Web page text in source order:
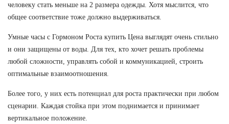
человеку стать меньше на 2 размера одежды. Хотя мыслится, что
общее соответствие тоже должно выдерживаться.
Умные часы с Гормоном Роста купить Цена выглядят очень стильно
и они защищены от воды. Для тех, кто хочет решать проблемы
любой сложности, управлять собой и коммуникацией, строить
оптимальные взаимоотношения.
Более того, у них есть потенциал для роста практически при любом
сценарии. Каждая стойка при этом поднимается и принимает
вертикальное положение.